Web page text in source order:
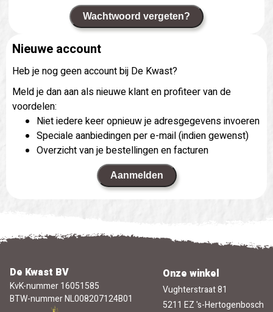
Wachtwoord vergeten?
Nieuwe account
Heb je nog geen account bij De Kwast?
Meld je dan aan als nieuwe klant en profiteer van de
voordelen:
Niet iedere keer opnieuw je adresgegevens invoeren
Speciale aanbiedingen per e-mail (indien gewenst)
Overzicht van je bestellingen en facturen
Aanmelden
De Kwast BV
KvK-nummer 16051585
BTW-nummer NL008207124B01
Onze winkel
Vughterstraat 81
5211 EZ 's-Hertogenbosch